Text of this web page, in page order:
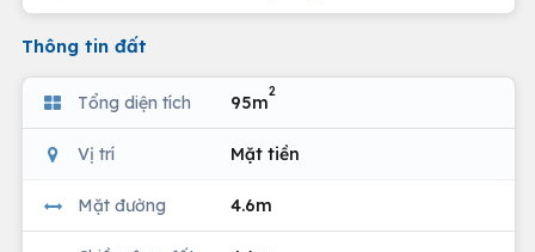
Thông tin đất
Tổng diện tích 95m
2
Vị trí Mặt tiền
Mặt đường 4.6m